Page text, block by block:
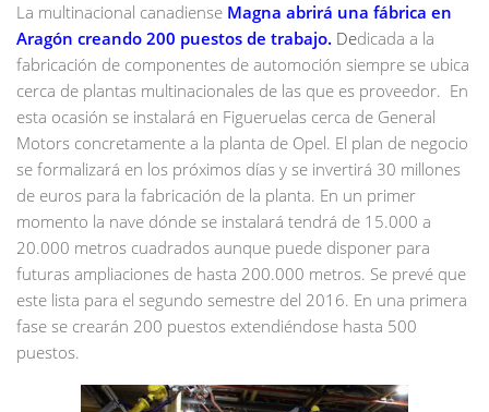
La multinacional canadiense Magna abrirá una fábrica en
Aragón creando 200 puestos de trabajo. Dedicada a la
fabricación de componentes de automoción siempre se ubica
cerca de plantas multinacionales de las que es proveedor. En
esta ocasión se instalará en Figueruelas cerca de General
Motors concretamente a la planta de Opel. El plan de negocio
se formalizará en los próximos días y se invertirá 30 millones
de euros para la fabricación de la planta. En un primer
momento la nave dónde se instalará tendrá de 15.000 a
20.000 metros cuadrados aunque puede disponer para
futuras ampliaciones de hasta 200.000 metros. Se prevé que
este lista para el segundo semestre del 2016. En una primera
fase se crearán 200 puestos extendiéndose hasta 500
puestos.